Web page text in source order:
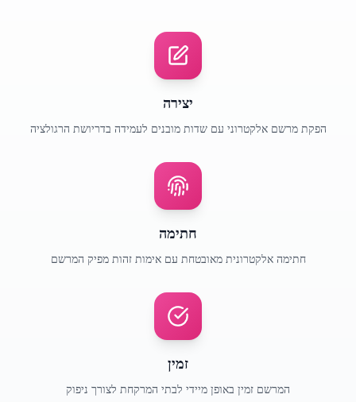
יצירה
הפקת מרשם אלקטרוני עם שדות מובנים לעמידה בדריושת הרגולציה
חתימה
חתימה אלקטרונית מאובטחת עם אימות זהות מפיק המרשם
זמין
המרשם זמין באופן מיידי לבתי המרקחת לצורך ניפוק